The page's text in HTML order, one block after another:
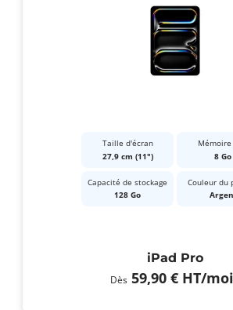
Taille d'écran
27,9 cm (11")
Mémoire
8 Go
Capacité de stockage
128 Go
Couleur du
iPad Pro
Dès 59,90 € HT/